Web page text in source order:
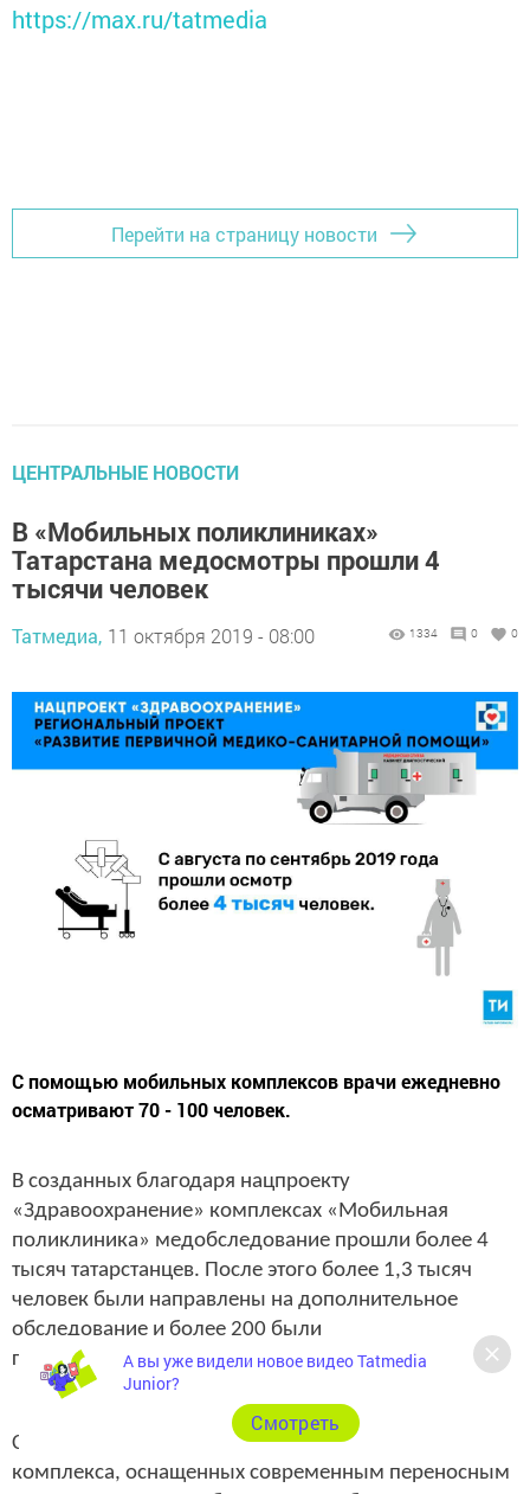
https://max.ru/tatmedia
Перейти на страницу новости
ЦЕНТРАЛЬНЫЕ НОВОСТИ
В «Мобильных поликлиниках»
Татарстана медосмотры прошли 4
тысячи человек
Татмедиа, 11 октября 2019 - 08:00 1334 0 0
С помощью мобильных комплексов врачи ежедневно
осматривают 70 - 100 человек.
В созданных благодаря нацпроекту
«Здравоохранение» комплексах «Мобильная
поликлиника» медобследование прошли более 4
тысяч татарстанцев. После этого более 1,3 тысяч
человек были направлены на дополнительное
обследование и более 200 были
госпитализированы.
Сейчас в Татарстане работают четыре таких
комплекса, оснащенных современным переносным
А вы уже видели новое видео Tatmedia
Junior?
Cмотреть